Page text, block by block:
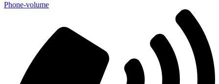
Phone-volume